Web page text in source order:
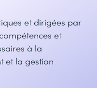
et dirigées par
et
à la
et la gestion